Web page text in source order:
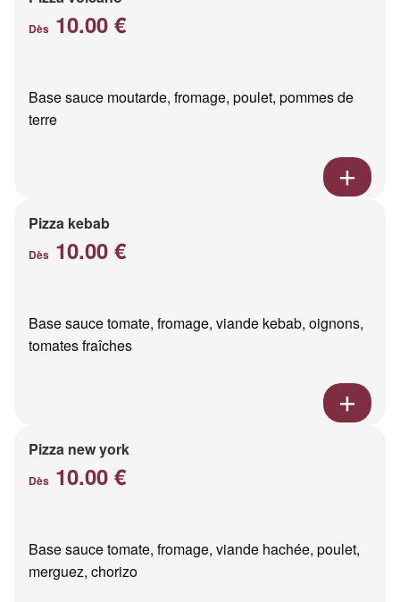
Dès 10.00 €
Base sauce moutarde, fromage, poulet, pommes de
terre
Pizza kebab
Dès 10.00 €
Base sauce tomate, fromage, viande kebab, oignons,
tomates fraîches
Pizza new york
Dès 10.00 €
Base sauce tomate, fromage, viande hachée, poulet,
merguez, chorizo